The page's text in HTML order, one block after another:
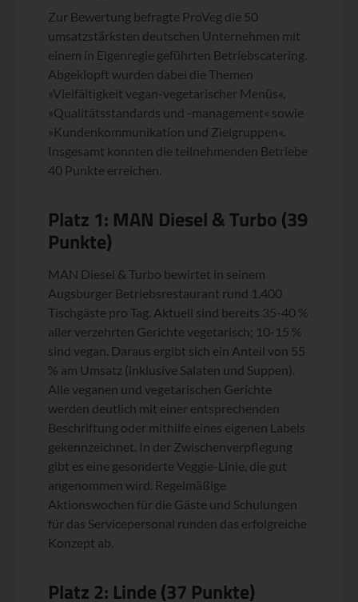
Zur Bewertung befragte ProVeg die 50
umsatzstärksten deutschen Unternehmen mit
einem in Eigenregie geführten Betriebscatering.
Abgeklopft wurden dabei die Themen
»Vielfältigkeit vegan-vegetarischer Menüs«,
»Qualitätsstandards und -management« sowie
»Kundenkommunikation und Zielgruppen«.
Insgesamt konnten die teilnehmenden Betriebe
40 Punkte erreichen.
Platz 1: MAN Diesel & Turbo (39
Punkte)
MAN Diesel & Turbo bewirtet in seinem
Augsburger Betriebsrestaurant rund 1.400
Tischgäste pro Tag. Aktuell sind bereits 35-40 %
aller verzehrten Gerichte vegetarisch; 10-15 %
sind vegan. Daraus ergibt sich ein Anteil von 55
% am Umsatz (inklusive Salaten und Suppen).
Alle veganen und vegetarischen Gerichte
werden deutlich mit einer entsprechenden
Beschriftung oder mithilfe eines eigenen Labels
gekennzeichnet. In der Zwischenverpflegung
gibt es eine gesonderte Veggie-Linie, die gut
angenommen wird. Regelmäßige
Aktionswochen für die Gäste und Schulungen
für das Servicepersonal runden das erfolgreiche
Konzept ab.
Platz 2: Linde (37 Punkte)